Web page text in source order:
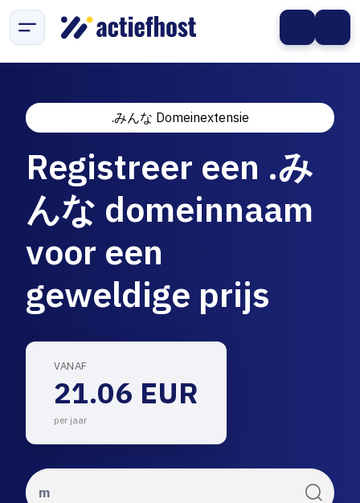
.みんな Domeinextensie
Registreer een .み
んな domeinnaam
voor een
geweldige prijs
VANAF
21.06 EUR
per jaar